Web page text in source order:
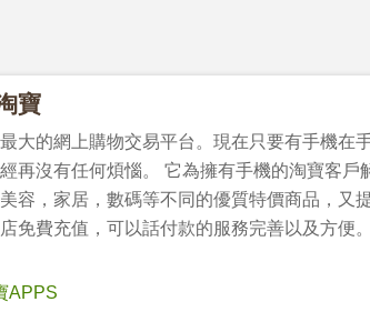
寶
大的網上購物交易平台。現在只要有手機在
再沒有任何煩惱。 它為擁有手機的淘寶客戶
容，家居，數碼等不同的優質特價商品，又
免費充值，可以話付款的服務完善以及方便。
APPS